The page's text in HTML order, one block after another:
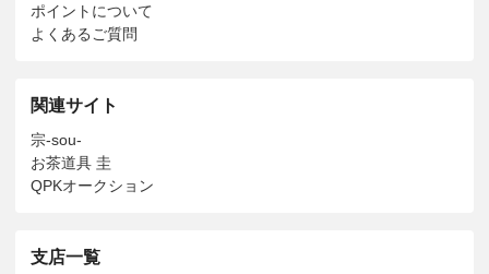
ポイントについて
よくあるご質問
関連サイト
宗-sou-
お茶道具 圭
QPKオークション
支店一覧